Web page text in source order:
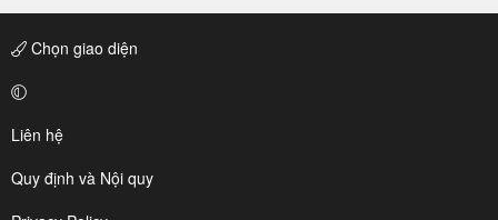
Chọn giao diện
Liên hệ
Quy định và Nội quy